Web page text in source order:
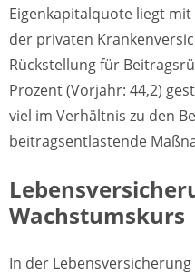
Eigenkapitalquote liegt
der privaten
Rückstellung für
Prozent (Vorjahr: 44,2)
viel im Verhältnis zu den
beitragsentlastende
Wachstumskurs
In der